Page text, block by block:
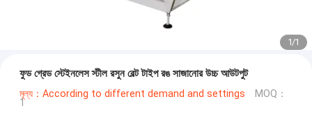
1/1
ফুড গ্রেড স্টেইনলেস স্টীল রসুন বেল্ট টাইপ রঙ সাজানোর উচ্চ আউটপুট
মূল্য：According to different demand and settings MOQ：
1